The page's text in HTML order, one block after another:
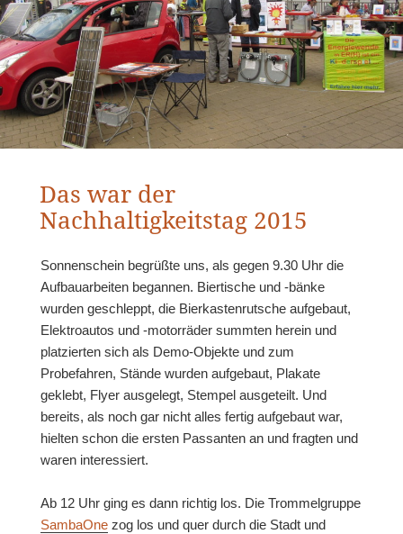
Das war der
Nachhaltigkeitstag 2015
Sonnenschein begrüßte uns, als gegen 9.30 Uhr die
Aufbauarbeiten begannen. Biertische und -bänke
wurden geschleppt, die Bierkastenrutsche aufgebaut,
Elektroautos und -motorräder summten herein und
platzierten sich als Demo-Objekte und zum
Probefahren, Stände wurden aufgebaut, Plakate
geklebt, Flyer ausgelegt, Stempel ausgeteilt. Und
bereits, als noch gar nicht alles fertig aufgebaut war,
hielten schon die ersten Passanten an und fragten und
waren interessiert.
Ab 12 Uhr ging es dann richtig los. Die Trommelgruppe
SambaOnezog los und quer durch die Stadt und